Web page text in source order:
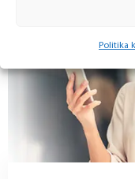
Politika